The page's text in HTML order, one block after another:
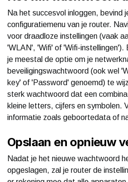
Na het succesvol inloggen, bevind
configuratiemenu van je router.
voor draadloze instellingen (vaak
'WLAN', 'Wifi' of 'Wifi-instellingen').
je meestal de optie om je
beveiligingswachtwoord (ook wel
key' of 'Password' genoemd) te
sterk wachtwoord dat een
kleine letters, cijfers en symbolen.
informatie zoals geboortedata of
Opslaan en opnieuw
Nadat je het nieuwe wachtwoord
opgeslagen, zal je router de